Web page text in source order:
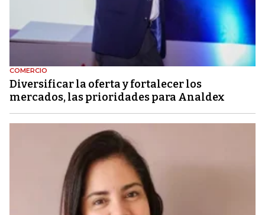
COMERCIO
Diversificar la oferta y fortalecer los
mercados, las prioridades para Analdex